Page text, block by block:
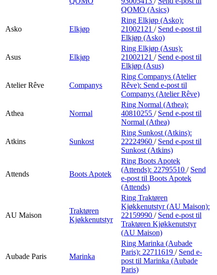
QOMO (Asics)
Asko Elkjøp
Ring Elkjøp (Asko):
21002121 / Send e-post til
Elkjøp (Asko)
Asus Elkjøp
Ring Elkjøp (Asus):
21002121 / Send e-post til
Elkjøp (Asus)
Atelier Rêve Companys
Ring Companys (Atelier
Rêve): Send e-post til
Companys (Atelier Rêve)
Athea Normal
Ring Normal (Athea):
40810255 / Send e-post til
Normal (Athea)
Atkins Sunkost
Ring Sunkost (Atkins):
22224960 / Send e-post til
Sunkost (Atkins)
Attends Boots Apotek
Ring Boots Apotek
(Attends): 22795510 / Send
e-post til Boots Apotek
(Attends)
AU Maison
Traktøren
Kjøkkenutstyr
Ring Traktøren
Kjøkkenutstyr (AU Maison):
22159990 / Send e-post til
Traktøren Kjøkkenutstyr
(AU Maison)
Aubade Paris Marinka
Ring Marinka (Aubade
Paris): 22711619 / Send e-
post til Marinka (Aubade
Paris)